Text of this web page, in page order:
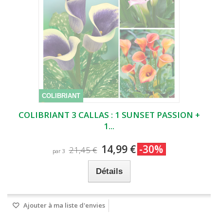
COLIBRIANT
COLIBRIANT 3 CALLAS : 1 SUNSET PASSION +
1...
par 3 21,45 € 14,99 € -30%
Détails
Ajouter à ma liste d'envies